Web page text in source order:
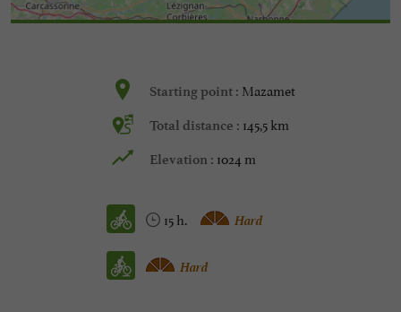
Starting point : Mazamet
Total distance : 145,5 km
Elevation : 1024 m
15 h. Hard
Hard